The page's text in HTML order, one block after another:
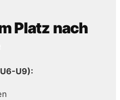
Platz nach
U9):